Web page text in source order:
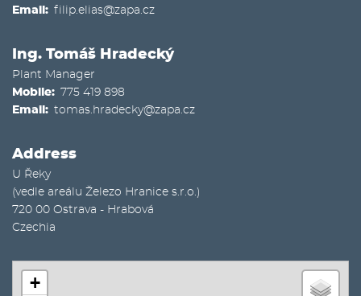
Email
filip.elias@zapa.cz
Ing. Tomáš Hradecký
Plant Manager
Mobile
775 419 898
Email
tomas.hradecky@zapa.cz
Address
U Řeky
(vedle areálu Železo Hranice s.r.o.)
720 00 Ostrava - Hrabová
Czechia
+